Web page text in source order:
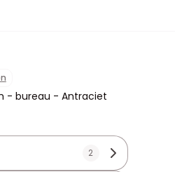
- bureau - Antraciet
2